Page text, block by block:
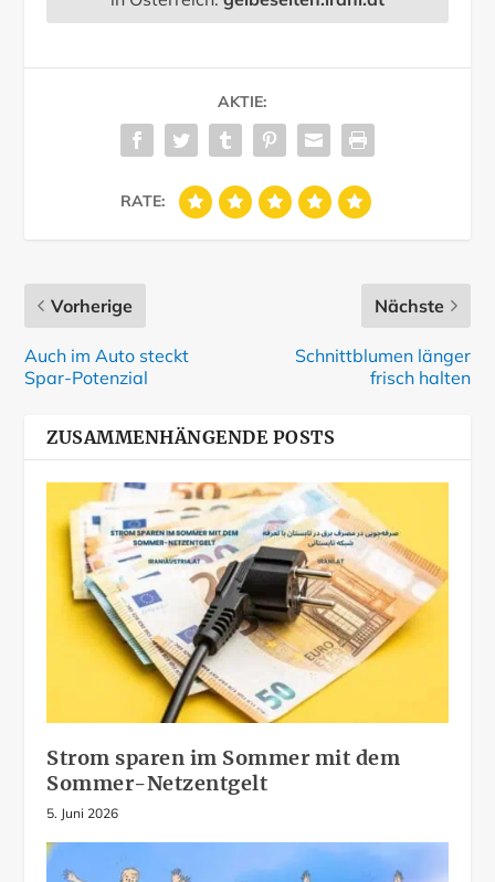
AKTIE:
RATE:
Vorherige
Auch im Auto steckt
Spar-Potenzial
Nächste
Schnittblumen länger
frisch halten
ZUSAMMENHÄNGENDE POSTS
Strom sparen im Sommer mit dem
Sommer-Netzentgelt
5. Juni 2026